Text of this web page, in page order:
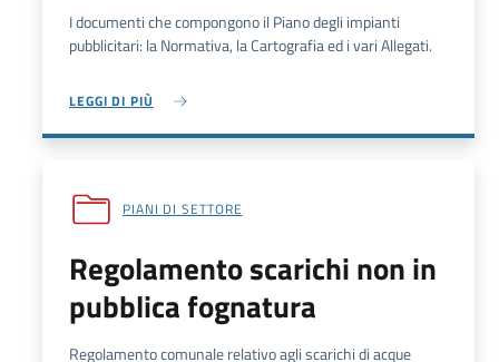
I documenti che compongono il Piano degli impianti
pubblicitari: la Normativa, la Cartografia ed i vari Allegati.
LEGGI DI PIÙ
PIANI DI SETTORE
Regolamento scarichi non in
pubblica fognatura
Regolamento comunale relativo agli scarichi di acque